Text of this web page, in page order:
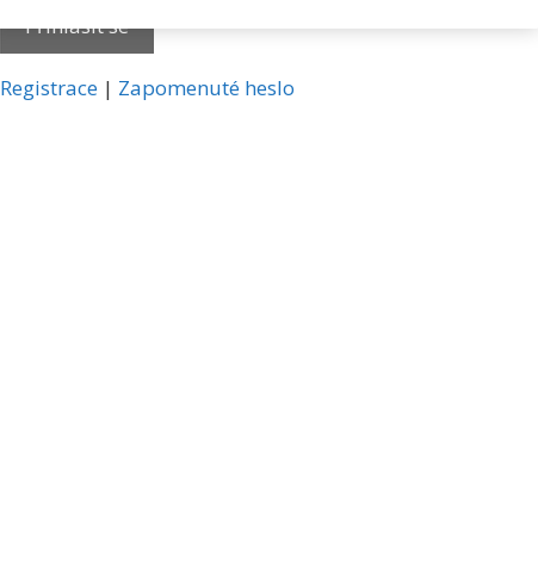
A
Registrace | Zapomenuté heslo